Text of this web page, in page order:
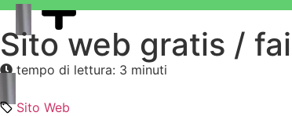
Sito web gratis /
tempo di lettura: 3 minuti
Sito Web